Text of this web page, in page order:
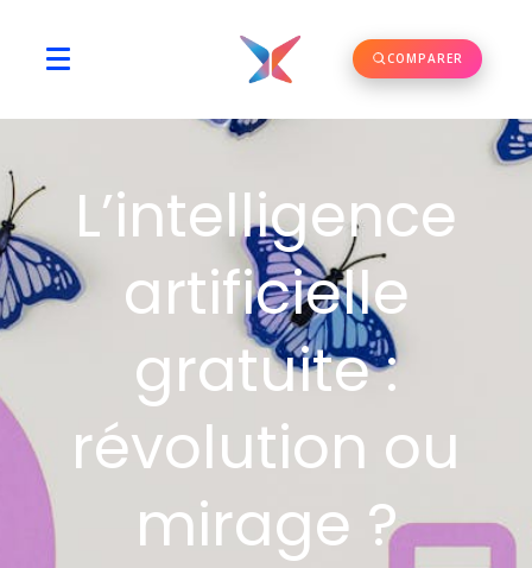
COMPARER
L’intelligence
artificielle
gratuite :
révolution ou
mirage ?